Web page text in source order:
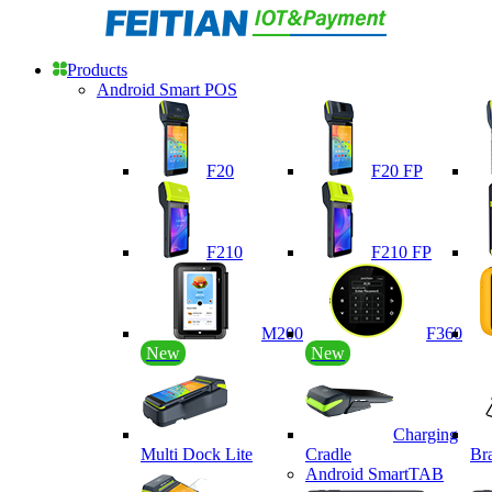
Products
Android Smart POS
F20 F20 FP
F210 F210 FP
M200
New
F360
New
Multi Dock Lite
Charging
Cradle
Android SmartTAB